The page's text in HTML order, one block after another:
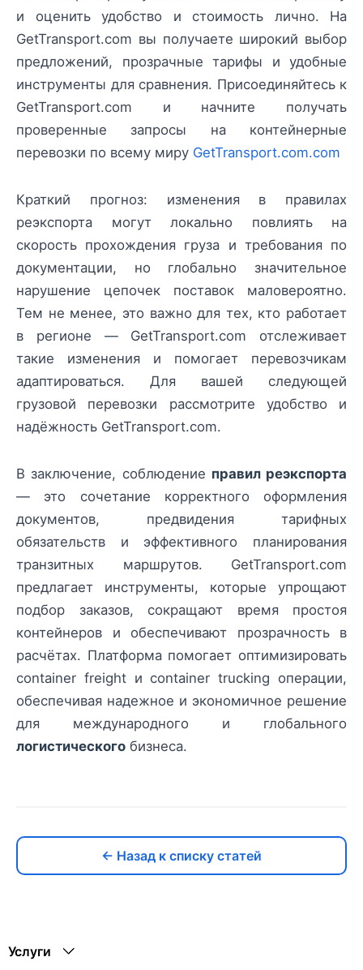
и оценить удобство и стоимость лично. На
GetTransport.com вы получаете широкий выбор
предложений, прозрачные тарифы и удобные
инструменты для сравнения. Присоединяйтесь к
GetTransport.com и начните получать
проверенные запросы на контейнерные
перевозки по всему миру GetTransport.com.com
Краткий прогноз: изменения в правилах
реэкспорта могут локально повлиять на
скорость прохождения груза и требования по
документации, но глобально значительное
нарушение цепочек поставок маловероятно.
Тем не менее, это важно для тех, кто работает
в регионе — GetTransport.com отслеживает
такие изменения и помогает перевозчикам
адаптироваться. Для вашей следующей
грузовой перевозки рассмотрите удобство и
надёжность GetTransport.com.
В заключение, соблюдение правил реэкспорта
— это сочетание корректного оформления
документов, предвидения тарифных
обязательств и эффективного планирования
транзитных маршрутов. GetTransport.com
предлагает инструменты, которые упрощают
подбор заказов, сокращают время простоя
контейнеров и обеспечивают прозрачность в
расчётах. Платформа помогает оптимизировать
container freight и container trucking операции,
обеспечивая надежное и экономичное решение
для международного и глобального
логистического бизнеса.
← Назад к списку статей
Услуги